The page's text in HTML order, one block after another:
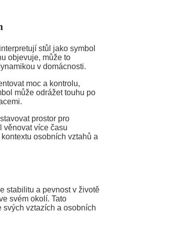
stůl jako symbol
objevuje, může to
v domácnosti.
moc a kontrolu,
může odrážet touhu po
prostor pro
věnovat více času
osobních vztahů a
stabilitu a pevnost v životě
svém okolí. Tato
svých vztazích a osobních